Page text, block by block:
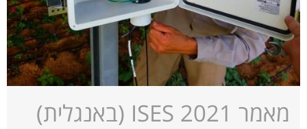
מאמר ISES 2021 (באנגלית)